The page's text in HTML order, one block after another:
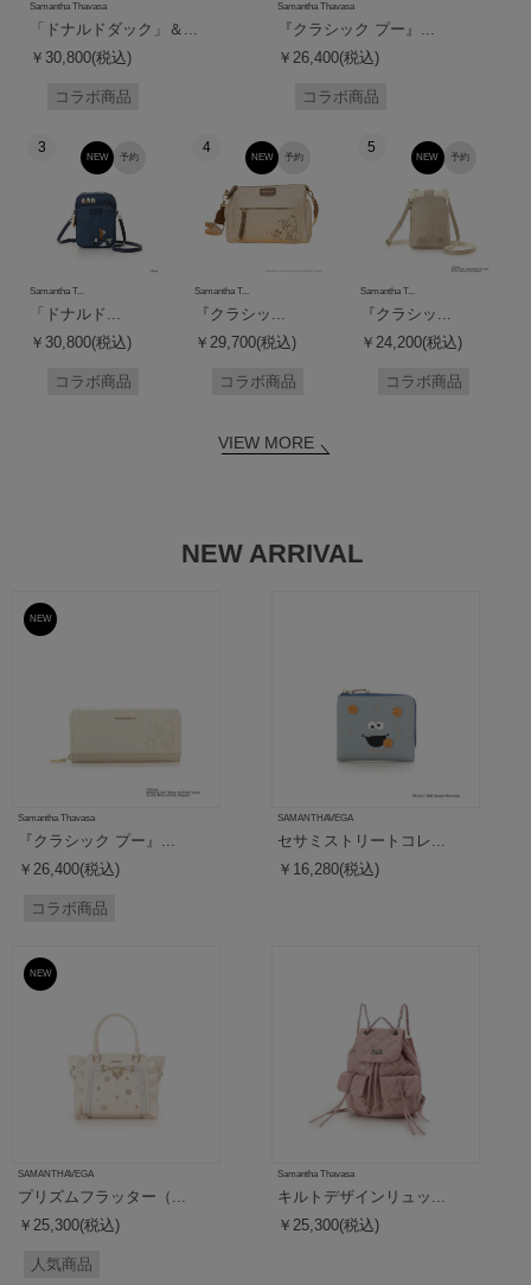
Samantha Thavasa
「ドナルドダック」＆...
￥30,800(税込)
コラボ商品
Samantha Thavasa
『クラシック プー』...
￥26,400(税込)
コラボ商品
3
予約
NEW
Samantha T...
「ドナルド...
￥30,800(税込)
コラボ商品
4
予約
NEW
Samantha T...
『クラシッ...
￥29,700(税込)
コラボ商品
5
予約
NEW
Samantha T...
『クラシッ...
￥24,200(税込)
コラボ商品
VIEW MORE
NEW ARRIVAL
予約
NEW
Samantha Thavasa
『クラシック プー』...
￥26,400(税込)
コラボ商品
SAMANTHAVEGA
セサミストリートコレ...
￥16,280(税込)
NEW
SAMANTHAVEGA
プリズムフラッター（...
￥25,300(税込)
人気商品
Samantha Thavasa
キルトデザインリュッ...
￥25,300(税込)